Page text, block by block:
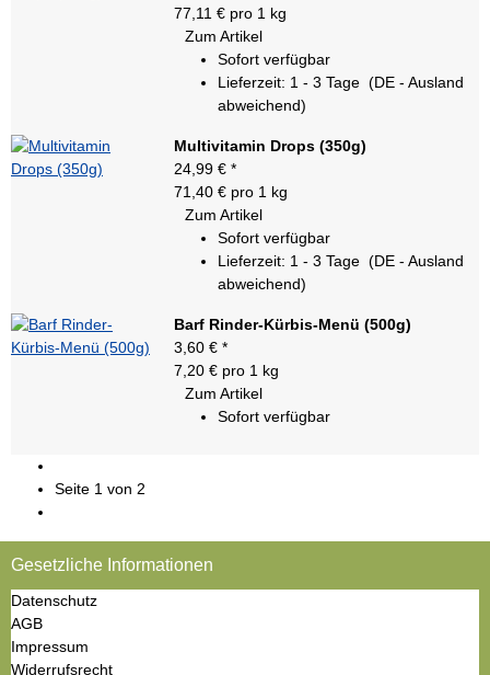
77,11 € pro 1 kg
Zum Artikel
Sofort verfügbar
Lieferzeit: 1 - 3 Tage(DE - Ausland
abweichend)
Multivitamin Drops (350g)
24,99 €*
71,40 € pro 1 kg
Zum Artikel
Sofort verfügbar
Lieferzeit: 1 - 3 Tage(DE - Ausland
abweichend)
Barf Rinder-Kürbis-Menü (500g)
3,60 €*
7,20 € pro 1 kg
Zum Artikel
Sofort verfügbar
Seite 1 von 2
Gesetzliche Informationen
Datenschutz
AGB
Impressum
Widerrufsrecht